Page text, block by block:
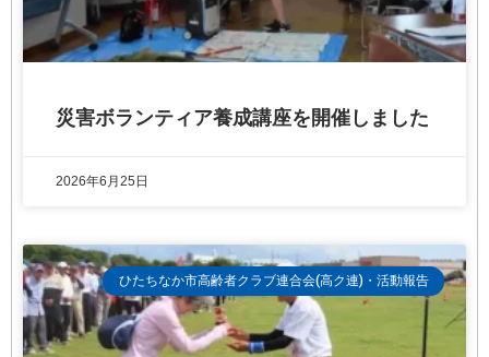
災害ボランティア養成講座を開催しました
2026年6月25日
ひたちなか市高齢者クラブ連合会(高ク連)・活動報告